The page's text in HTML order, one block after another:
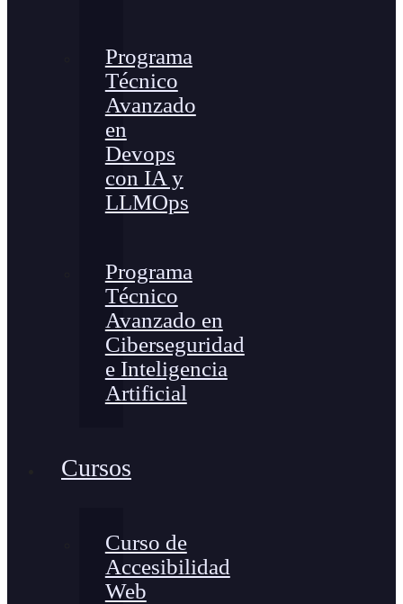
Programa
Técnico
Avanzado
en
Devops
con IA y
LLMOps
Programa
Técnico
Avanzado en
Ciberseguridad
e Inteligencia
Artificial
Cursos
Curso de
Accesibilidad
Web